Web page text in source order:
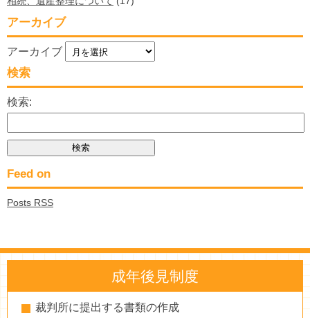
アーカイブ
アーカイブ
検索
検索:
Feed on
Posts RSS
成年後見制度
裁判所に提出する書類の作成